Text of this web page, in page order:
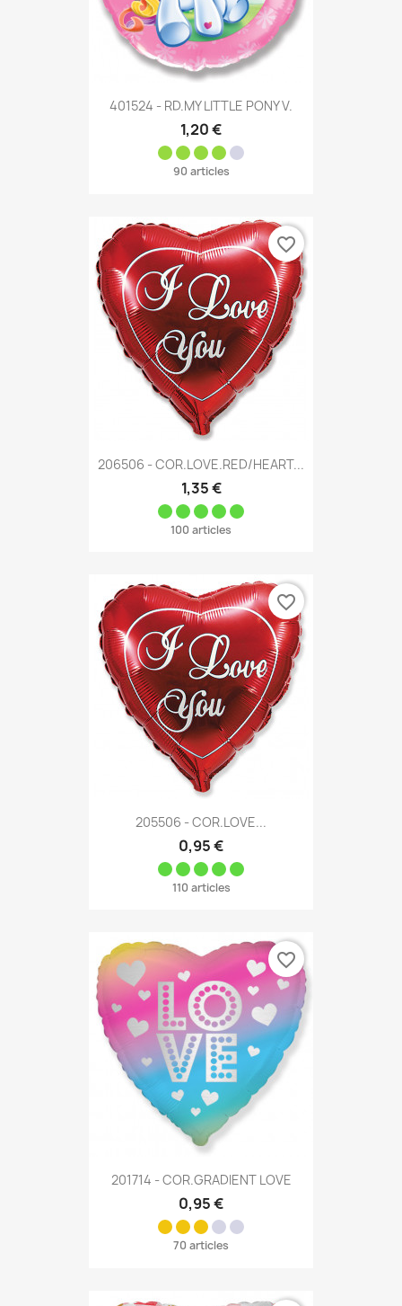
401524 - RD.MY LITTLE PONY V.
1,20 €
90 articles
206506 - COR.LOVE.RED/HEART...
1,35 €
100 articles
favorite_border
205506 - COR.LOVE...
0,95 €
110 articles
favorite_border
201714 - COR.GRADIENT LOVE
0,95 €
70 articles
favorite_border